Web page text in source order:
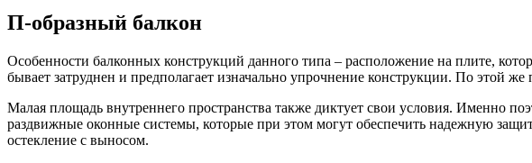
П-образный балкон
Особенности балконных конструкций данного типа – расположение на плите,
бывает затруднен и предполагает изначально упрочнение конструкции. По этой
Малая площадь внутреннего пространства также диктует свои условия. Именно
раздвижные оконные системы, которые при этом могут обеспечить надежную
остекление с выносом.